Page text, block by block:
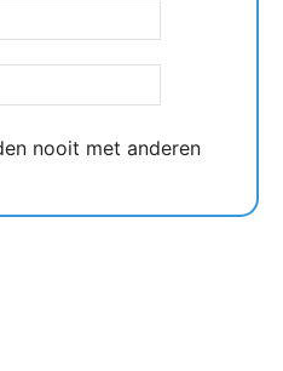
nooit met anderen